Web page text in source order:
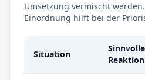
Umsetzung vermischt
Einordnung hilft bei der
Situation
Sinnvolle
Reaktion